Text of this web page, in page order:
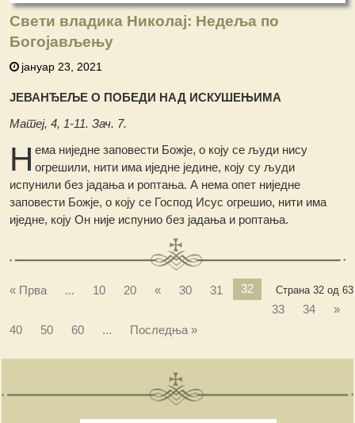
Свети владика Николај: Недеља пo
Богојављењу
јануар 23, 2021
ЈЕВАНЂЕЉЕ О ПОБЕДИ НАД ИСКУШЕЊИМА
Матеј, 4, 1-11. Зач. 7.
Н ема ниједне заповести Божје, о коју се људи нису
огрешили, нити има иједне једине, коју су људи
испунили без јадања и роптања. А нема опет ниједне
заповести Божје, о коју се Господ Исус огрешио, нити има
иједне, коју Он није испунио без јадања и роптања.
Страна 32 од 63
« Прва ... 10 20 « 30 31
32
33
34
»
40
50 60 ... Последња »